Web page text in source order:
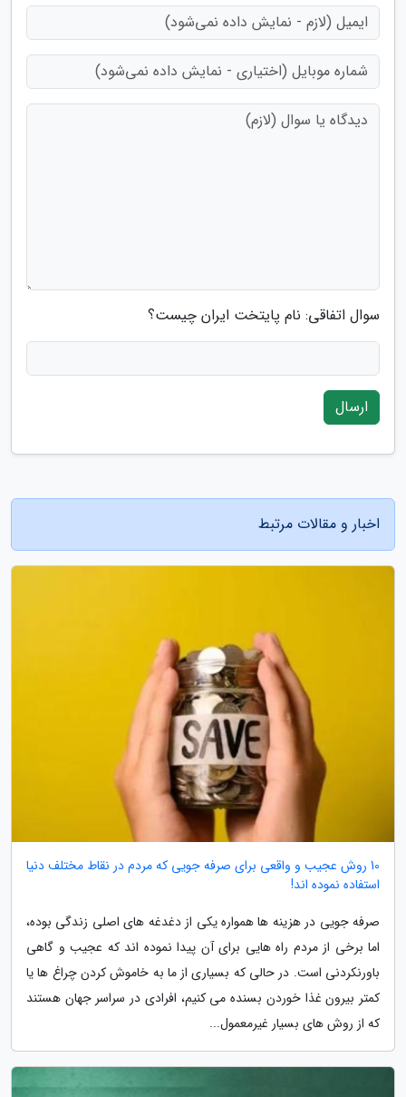
سوال اتفاقی: نام پایتخت ایران چیست؟
ارسال
اخبار و مقالات مرتبط
10 روش عجیب و واقعی برای صرفه جویی که مردم در نقاط مختلف دنیا
استفاده نموده اند!
صرفه جویی در هزینه ها همواره یکی از دغدغه های اصلی زندگی بوده،
اما برخی از مردم راه هایی برای آن پیدا نموده اند که عجیب و گاهی
باورنکردنی است. در حالی که بسیاری از ما به خاموش کردن چراغ ها یا
کمتر بیرون غذا خوردن بسنده می کنیم، افرادی در سراسر جهان هستند
که از روش های بسیار غیرمعمول...